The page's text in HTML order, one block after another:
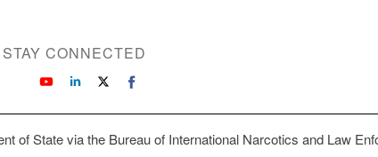
STAY CONNECTED
of State via the Bureau of International Narcotics and Law